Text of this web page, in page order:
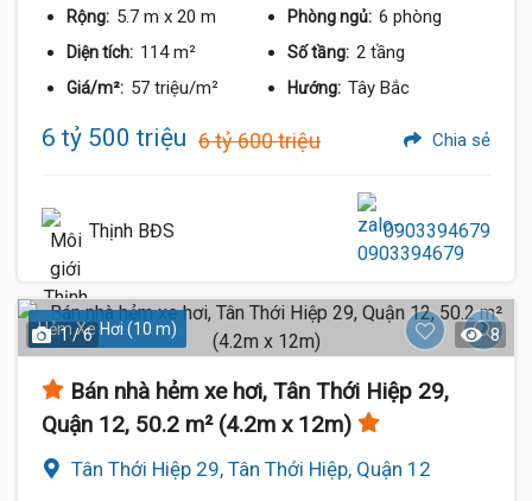
Rộng: 5.7 m x 20 m Phòng ngủ: 6 phòng
Diện tích: 114 m² Số tầng: 2 tầng
Giá/m²: 57 triệu/m² Hướng: Tây Bắc
6 tỷ 500 triệu 6 tỷ 600 triệu Chia sẻ
Thịnh BĐS 0903394679
Hẻm Xe Hơi (10 m)
1 / 6 8
Bán nhà hẻm xe hơi, Tân Thới Hiệp 29,
Quận 12, 50.2 m² (4.2m x 12m)
Tân Thới Hiệp 29, Tân Thới Hiệp, Quận 12